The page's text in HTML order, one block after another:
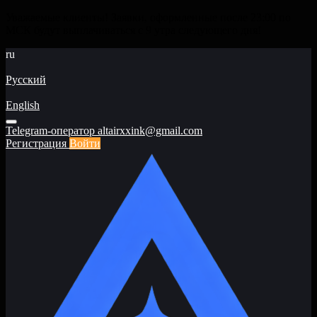
ru
Русский
English
Telegram-оператор altairxxink@gmail.com
Регистрация Войти